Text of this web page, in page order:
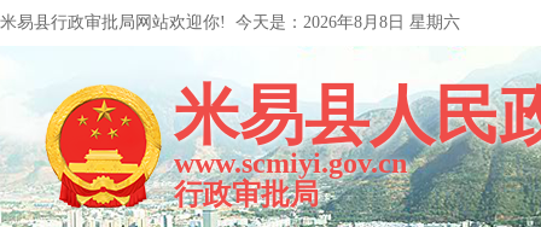
米易县行政审批局网站欢迎你! 今天是： 2026年8月8日 星期六
米易县人民
www.scmiyi.gov.cn
行政审批局